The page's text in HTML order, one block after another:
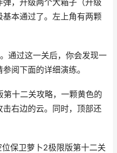
，升级两个大箱子（升级
本通过了。左上角有两颗
通过这一关后，你会发现一
阅下面的详细演练。
十二关攻略，一颗黄色的
右边的云。同时，顶部还
保卫萝卜2极限版第十二关